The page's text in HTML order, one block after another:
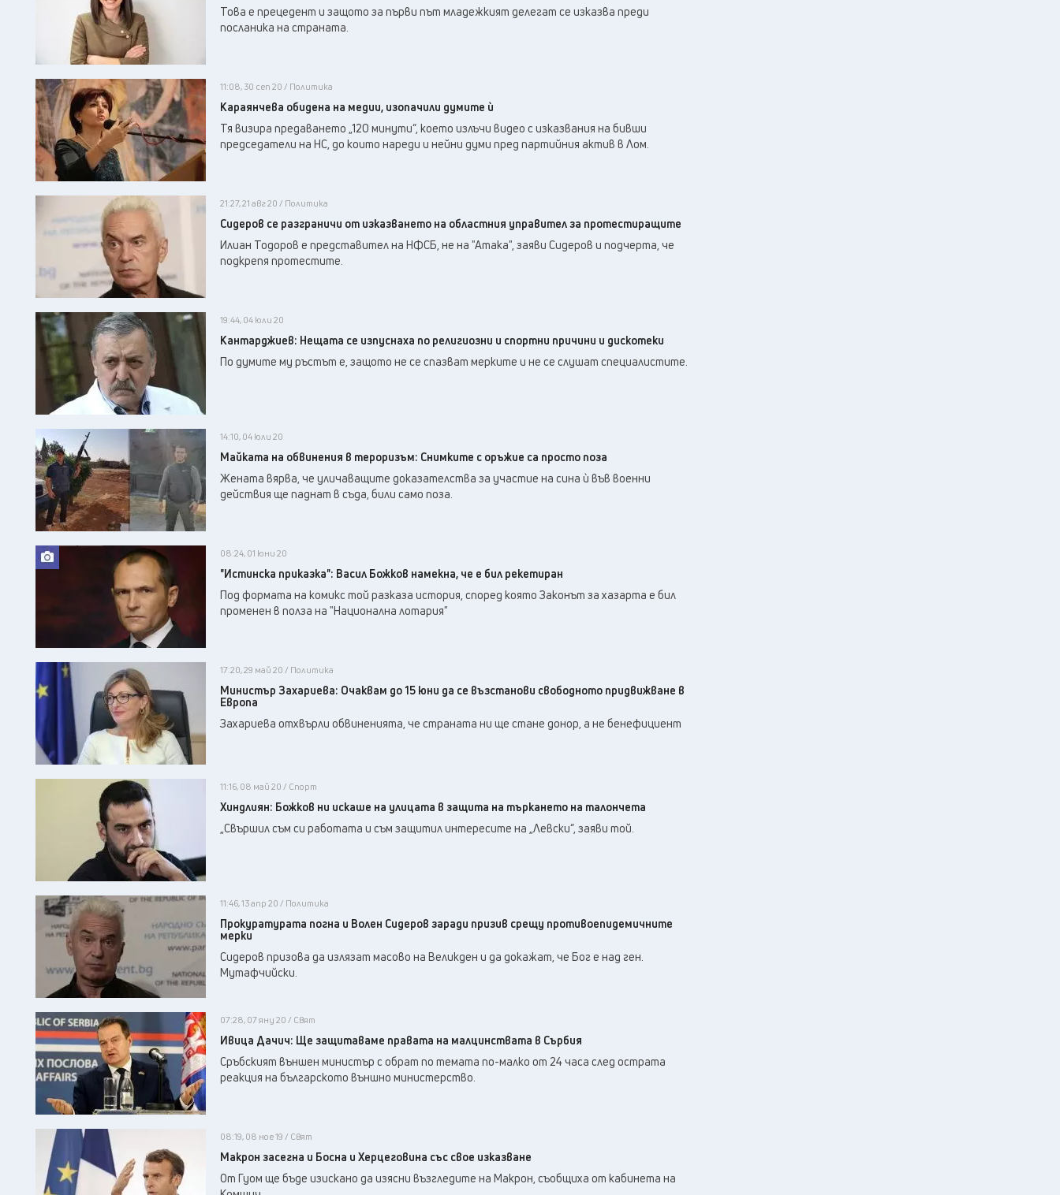
Това е прецедент и защото за първи път младежкият делегат се изказва преди
посланика на страната.
11:08, 30 сеп 20 / Политика
Караянчева обидена на медии, изопачили думите ѝ
Тя визира предаването „120 минути“, което излъчи видео с изказвания на бивши
председатели на НС, до които нареди и нейни думи пред партийния актив в Лом.
21:27, 21 авг 20 / Политика
Сидеров се разграничи от изказването на областния управител за протестиращите
Илиан Тодоров е представител на НФСБ, не на "Атака", заяви Сидеров и подчерта, че
подкрепя протестите.
19:44, 04 юли 20
Кантарджиев: Нещата се изпуснаха по религиозни и спортни причини и дискотеки
По думите му ръстът е, защото не се спазват мерките и не се слушат специалистите.
14:10, 04 юли 20
Майката на обвинения в тероризъм: Снимките с оръжие са просто поза
Жената вярва, че уличаващите доказателства за участие на сина ѝ във военни
действия ще паднат в съда, били само поза.
08:24, 01 юни 20
"Истинска приказка": Васил Божков намекна, че е бил рекетиран
Под формата на комикс той разказа история, според която Законът за хазарта е бил
променен в полза на "Национална лотария"
17:20, 29 май 20 / Политика
Министър Захариева: Очаквам до 15 юни да се възстанови свободното придвижване в
Европа
Захариева отхвърли обвиненията, че страната ни ще стане донор, а не бенефициент
11:16, 08 май 20 / Спорт
Хиндлиян: Божков ни искаше на улицата в защита на търкането на талончета
„Свършил съм си работата и съм защитил интересите на „Левски“, заяви той.
11:46, 13 апр 20 / Политика
Прокуратурата погна и Волен Сидеров заради призив срещу противоепидемичните
мерки
Сидеров призова да излязат масово на Великден и да докажат, че Бог е над ген.
Мутафчийски.
07:28, 07 яну 20 / Свят
Ивица Дачич: Ще защитаваме правата на малцинствата в Сърбия
Сръбският външен министър с обрат по темата по-малко от 24 часа след острата
реакция на българското външно министерство.
08:19, 08 ное 19 / Свят
Mакрон засегна и Босна и Херцеговина със свое изказване
От Гуом ще бъде изискано да изясни възгледите на Макрон, съобщиха от кабинета на